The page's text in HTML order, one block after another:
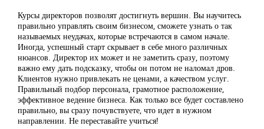
Курсы директоров позволят достигнуть вершин. Вы научитесь
правильно управлять своим бизнесом, сможете узнать о так
называемых неудачах, которые встречаются в самом начале.
Иногда, успешный старт скрывает в себе много различных
нюансов. Директор их может и не заметить сразу, поэтому
важно ему дать подсказку, чтобы он потом не наломал дров.
Клиентов нужно привлекать не ценами, а качеством услуг.
Правильный подбор персонала, грамотное расположение,
эффективное ведение бизнеса. Как только все будет составлено
правильно, вы сразу почувствуете, что идет в нужном
направлении. Не переставайте учиться!